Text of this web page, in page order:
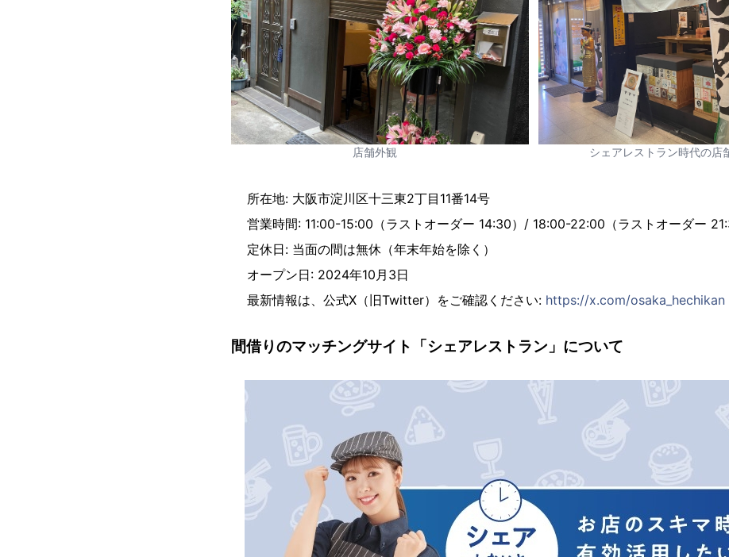
店舗外観 シェアレストラン時代の
所在地: 大阪市淀川区十三東2丁目11番14号
営業時間: 11:00-15:00（ラストオーダー 14:30）/ 18:00-22:00（ラストオーダー
定休日: 当面の間は無休（年末年始を除く）
オープン日: 2024年10月3日
最新情報は、公式X（旧Twitter）をご確認ください: https://x.com/osaka_hechikan
間借りのマッチングサイト「シェアレストラン」について